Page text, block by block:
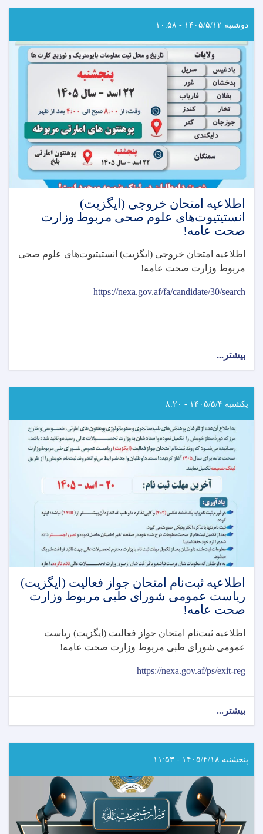
دوشنبه ۱۴۰۵/۵/۱۲ - ۱۰:۵۸
اطلاعیه امتحان خروجی (ایگزیت)
انستیتیوت‌های علوم صحی مربوط وزارت
صحت عامه!
اطلاعیه امتحان خروجی (ایگزیت) انستیتیوت‌های علوم صحی
مربوط وزارت صحت عامه!
https://nexa.gov.af/fa/candidate/30/search
بیشتر...
خروجی
(ایگزیت)
علوم
صحی
مربوط
وزارت
صحت
عامه!
یکشنبه ۱۴۰۵/۵/۴ - ۸:۲۰
اطلاعیه ثبت‌نام امتحان جواز فعالیت (ایگزیت)
رياست عمومی شورای طبی مربوط وزارت
صحت عامه!
اطلاعیه ثبت‌نام امتحان جواز فعالیت (ایگزیت) رياست
عمومی شورای طبی مربوط وزارت صحت عامه!
https://nexa.gov.af/ps/exit-reg
بیشتر...
امتحان
جواز
(ایگزیت)
رياست
عمومی
شورای
طبی
پنجشنبه ۱۴۰۵/۴/۱۸ - ۱۱:۵۳